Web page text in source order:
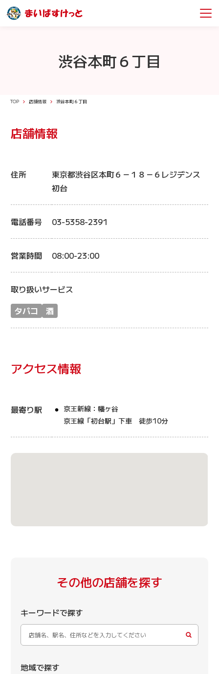
渋谷本町６丁目
TOP 店舗情報 渋谷本町６丁目
店舗情報
住所
東京都渋谷区本町６－１８－６レジデンス
初台
電話番号 03-5358-2391
営業時間 08:00-23:00
取り扱いサービス
タバコ
酒
アクセス情報
最寄り駅
京王新線：幡ヶ谷
京王線「初台駅」下車 徒歩10分
その他の店舗を探す
キーワードで探す
地域で探す